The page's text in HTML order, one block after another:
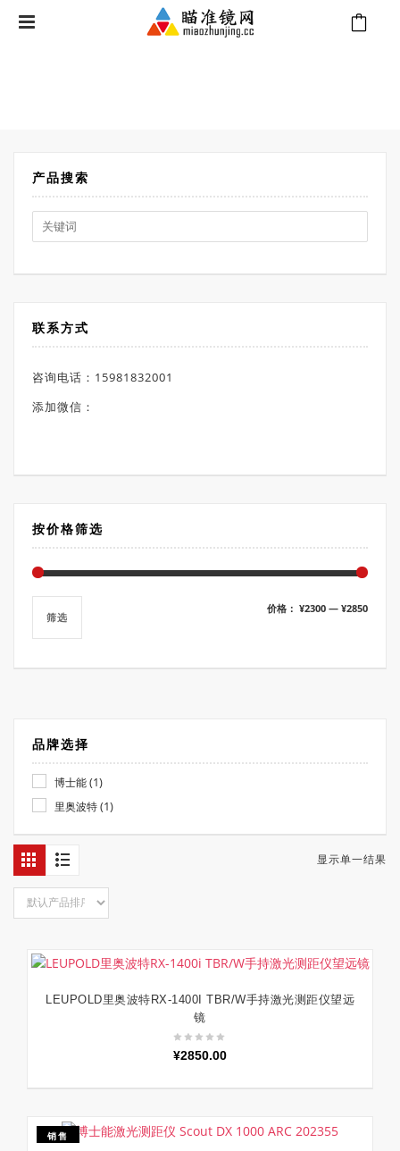
产品搜索
Search
for:
联系方式
咨询电话：15981832001
添加微信：
按价格筛选
最最
筛选
价格： ¥2300 — ¥2850
品牌选择
博士能(1)
里奥波特(1)
显示单一结果
加入购物车
LEUPOLD里奥波特RX-1400I TBR/W手持激光测距仪望远
镜
¥2850.00
销售